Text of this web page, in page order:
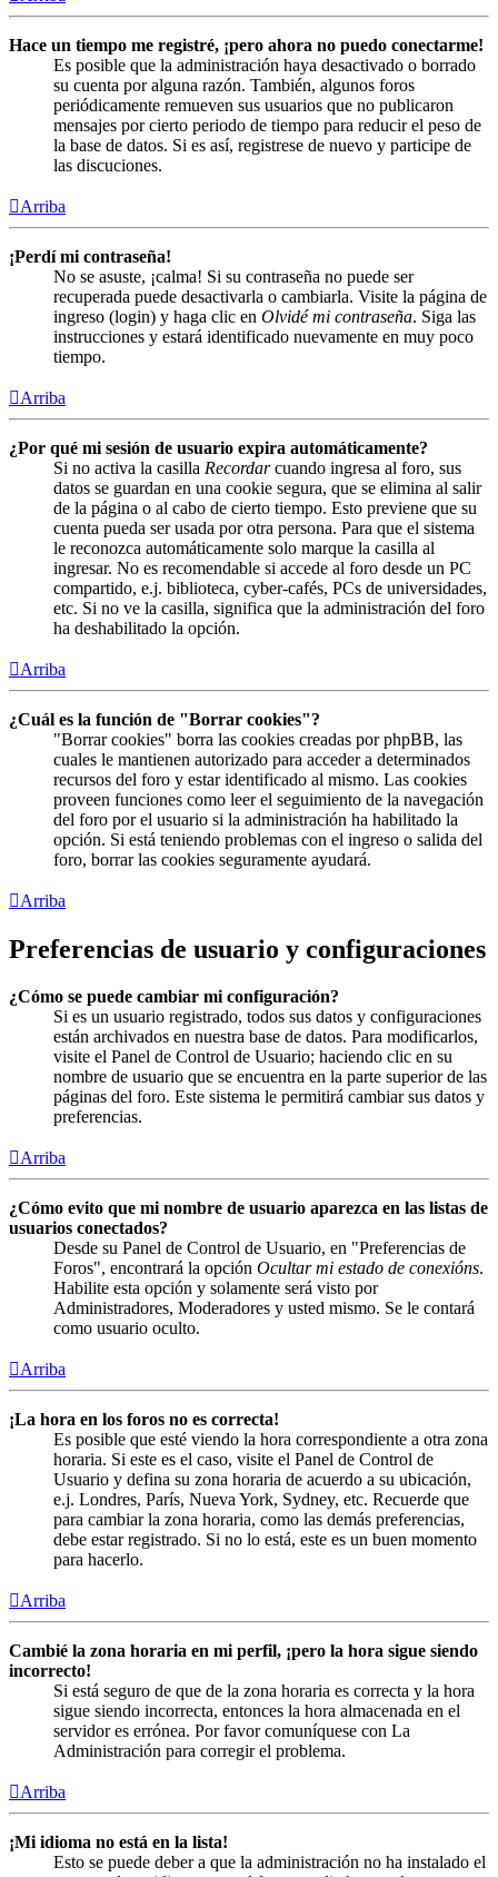
Hace un tiempo me registré, ¡pero ahora no puedo conectarme!
Es posible que la administración haya desactivado o borrado
su cuenta por alguna razón. También, algunos foros
periódicamente remueven sus usuarios que no publicaron
mensajes por cierto periodo de tiempo para reducir el peso de
la base de datos. Si es así, registrese de nuevo y participe de
las discuciones.
Arriba
¡Perdí mi contraseña!
No se asuste, ¡calma! Si su contraseña no puede ser
recuperada puede desactivarla o cambiarla. Visite la página de
ingreso (login) y haga clic en Olvidé mi contraseña. Siga las
instrucciones y estará identificado nuevamente en muy poco
tiempo.
Arriba
¿Por qué mi sesión de usuario expira automáticamente?
Si no activa la casilla Recordarcuando ingresa al foro, sus
datos se guardan en una cookie segura, que se elimina al salir
de la página o al cabo de cierto tiempo. Esto previene que su
cuenta pueda ser usada por otra persona. Para que el sistema
le reconozca automáticamente solo marque la casilla al
ingresar. No es recomendable si accede al foro desde un PC
compartido, e.j. biblioteca, cyber-cafés, PCs de universidades,
etc. Si no ve la casilla, significa que la administración del foro
ha deshabilitado la opción.
Arriba
¿Cuál es la función de "Borrar cookies"?
"Borrar cookies" borra las cookies creadas por phpBB, las
cuales le mantienen autorizado para acceder a determinados
recursos del foro y estar identificado al mismo. Las cookies
proveen funciones como leer el seguimiento de la navegación
del foro por el usuario si la administración ha habilitado la
opción. Si está teniendo problemas con el ingreso o salida del
foro, borrar las cookies seguramente ayudará.
Arriba
Preferencias de usuario y configuraciones
¿Cómo se puede cambiar mi configuración?
Si es un usuario registrado, todos sus datos y configuraciones
están archivados en nuestra base de datos. Para modificarlos,
visite el Panel de Control de Usuario; haciendo clic en su
nombre de usuario que se encuentra en la parte superior de las
páginas del foro. Este sistema le permitirá cambiar sus datos y
preferencias.
Arriba
¿Cómo evito que mi nombre de usuario aparezca en las listas de
usuarios conectados?
Desde su Panel de Control de Usuario, en "Preferencias de
Foros", encontrará la opción Ocultar mi estado de conexións.
Habilite esta opción y solamente será visto por
Administradores, Moderadores y usted mismo. Se le contará
como usuario oculto.
Arriba
¡La hora en los foros no es correcta!
Es posible que esté viendo la hora correspondiente a otra zona
horaria. Si este es el caso, visite el Panel de Control de
Usuario y defina su zona horaria de acuerdo a su ubicación,
e.j. Londres, París, Nueva York, Sydney, etc. Recuerde que
para cambiar la zona horaria, como las demás preferencias,
debe estar registrado. Si no lo está, este es un buen momento
para hacerlo.
Arriba
Cambié la zona horaria en mi perfil, ¡pero la hora sigue siendo
incorrecto!
Si está seguro de que de la zona horaria es correcta y la hora
sigue siendo incorrecta, entonces la hora almacenada en el
servidor es errónea. Por favor comuníquese con La
Administración para corregir el problema.
Arriba
¡Mi idioma no está en la lista!
Esto se puede deber a que la administración no ha instalado el